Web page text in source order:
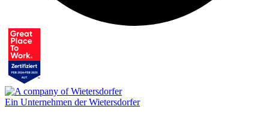
Ein Unternehmen der Wietersdorfer